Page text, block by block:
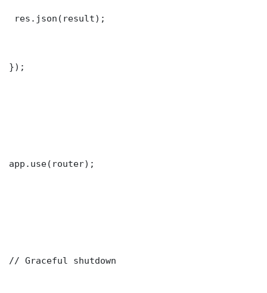
res.json(result);
});
app.use(router);
// Graceful shutdown